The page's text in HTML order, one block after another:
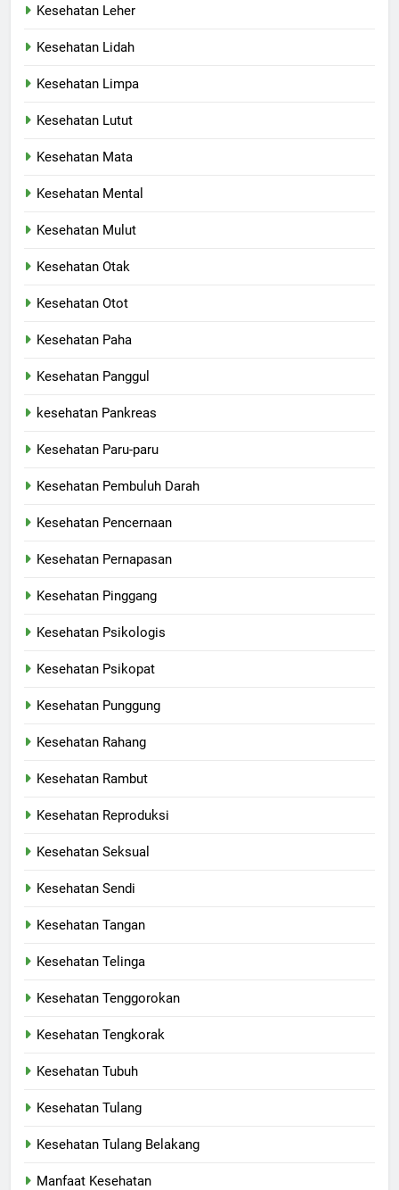
Kesehatan Leher
Kesehatan Lidah
Kesehatan Limpa
Kesehatan Lutut
Kesehatan Mata
Kesehatan Mental
Kesehatan Mulut
Kesehatan Otak
Kesehatan Otot
Kesehatan Paha
Kesehatan Panggul
kesehatan Pankreas
Kesehatan Paru-paru
Kesehatan Pembuluh Darah
Kesehatan Pencernaan
Kesehatan Pernapasan
Kesehatan Pinggang
Kesehatan Psikologis
Kesehatan Psikopat
Kesehatan Punggung
Kesehatan Rahang
Kesehatan Rambut
Kesehatan Reproduksi
Kesehatan Seksual
Kesehatan Sendi
Kesehatan Tangan
Kesehatan Telinga
Kesehatan Tenggorokan
Kesehatan Tengkorak
Kesehatan Tubuh
Kesehatan Tulang
Kesehatan Tulang Belakang
Manfaat Kesehatan